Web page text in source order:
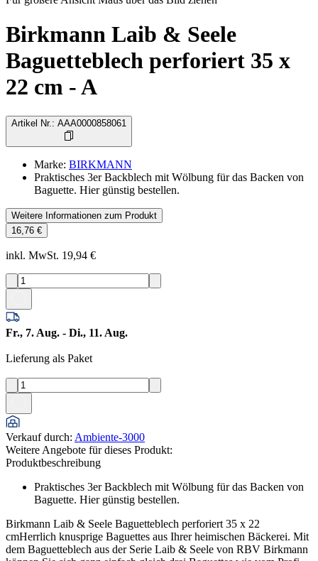
Birkmann Laib & Seele
Baguetteblech perforiert 35 x
22 cm - A
Artikel Nr. : AAA0000858061
Marke: BIRKMANN
Praktisches 3er Backblech mit Wölbung für das Backen von
Baguette. Hier günstig bestellen.
Weitere Informationen zum Produkt
16,76 €
inkl. MwSt. 19,94 €
Fr., 7. Aug. - Di., 11. Aug.
Lieferung als Paket
Verkauf durch: Ambiente-3000
Weitere Angebote für dieses Produkt:
Produktbeschreibung
Praktisches 3er Backblech mit Wölbung für das Backen von
Baguette. Hier günstig bestellen.
Birkmann Laib & Seele Baguetteblech perforiert 35 x 22
cmHerrlich knusprige Baguettes aus Ihrer heimischen Bäckerei. Mit
dem Baguetteblech aus der Serie Laib & Seele von RBV Birkmann